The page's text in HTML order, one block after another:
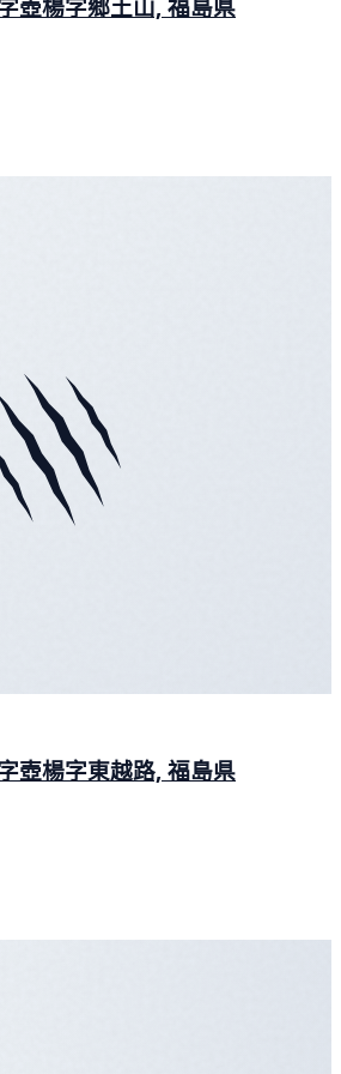
壺楊字郷土山, 福島県
壺楊字東越路, 福島県